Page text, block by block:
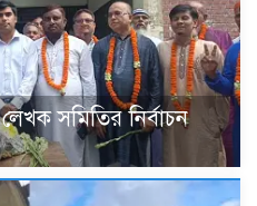
সমিতির নির্বাচন